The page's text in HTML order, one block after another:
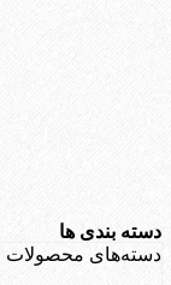
دسته بندی ها
دسته‌های محصولات